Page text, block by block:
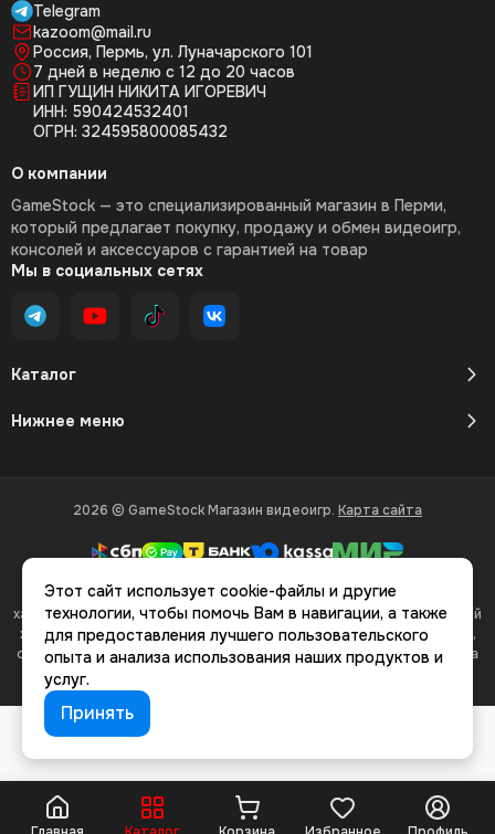
Telegram
kazoom@mail.ru
Россия, Пермь, ул. Луначарского 101
7 дней в неделю с 12 до 20 часов
ИП ГУЩИН НИКИТА ИГОРЕВИЧ
ИНН: 590424532401
ОГРН: 324595800085432
Каталог
Нижнее меню
О компании
GameStock — это специализированный магазин в Перми,
который предлагает покупку, продажу и обмен видеоигр,
консолей и аксессуаров с гарантией на товар
Мы в социальных сетях
2026 © GameStock Магазин видеоигр. Карта сайта
Вся представленная на сайте информация, касающаяся
характеристик, стоимости товаров и услуг, носит информационный
характер и ни при каких условиях не является публичной офертой,
определяемой положениями Статьи 437(2) Гражданского кодекса
Этот сайт использует cookie-файлы и другие
технологии, чтобы помочь Вам в навигации, а также
для предоставления лучшего пользовательского
опыта и анализа использования наших продуктов и
услуг.
Принять